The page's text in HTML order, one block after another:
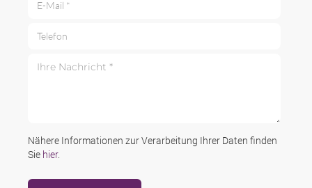
Nähere Informationen zur Verarbeitung Ihrer Daten finden
Sie hier.